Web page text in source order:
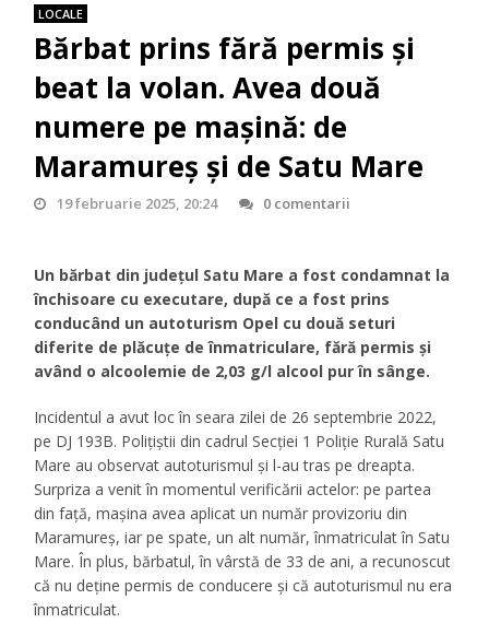
LOCALE
Bărbat prins fără permis și
beat la volan. Avea două
numere pe mașină: de
Maramureș și de Satu Mare
19 februarie 2025, 20:24 0 comentarii
Un bărbat din județul Satu Mare a fost condamnat la
închisoare cu executare, după ce a fost prins
conducând un autoturism Opel cu două seturi
diferite de plăcuțe de înmatriculare, fără permis și
având o alcoolemie de 2,03 g/l alcool pur în sânge.
Incidentul a avut loc în seara zilei de 26 septembrie 2022,
pe DJ 193B. Polițiștii din cadrul Secției 1 Poliție Rurală Satu
Mare au observat autoturismul și l-au tras pe dreapta.
Surpriza a venit în momentul verificării actelor: pe partea
din față, mașina avea aplicat un număr provizoriu din
Maramureș, iar pe spate, un alt număr, înmatriculat în Satu
Mare. În plus, bărbatul, în vârstă de 33 de ani, a recunoscut
că nu deține permis de conducere și că autoturismul nu era
înmatriculat.